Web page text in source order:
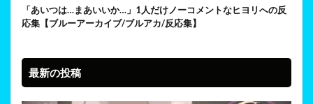
「あいつは…まあいいか…」1人だけノーコメントなヒヨリへの反
応集【ブルーアーカイブ/ブルアカ/反応集】
最新の投稿